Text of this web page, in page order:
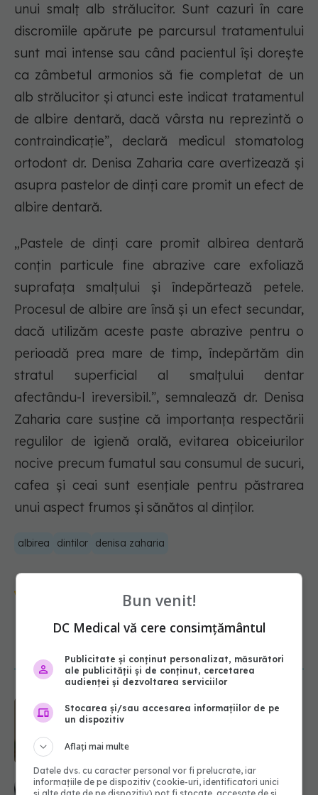
unui smalț alb strălucitor. Sunt cazuri în care
discromiile apărute pe parcursul tratamentului
sunt mai intense sau când pacientul își dorește
ca zâmbetul armonios să fie completat de un
alb strălucitor și atunci este indicat tratamentul
de albire dentară, dacă vârsta nu reprezintă o
contraindicație”, declară medicul stomatolog
ortodont dr. Denisa Zaharia care avertizează și
asupra pastelor de dinți care promit un efect de
albire dentară.
„Pastele de dinți care promit albirea dentară
conțin particule fine abrazive care exfoliază
suprafața smalțului și îndepărtează petele.
Procesul de albire are însă și un efect secundar,
dacă utilizăm aceste paste abrazive pentru o
perioadă prea mare de timp, îndepărtăm din
stratul superficial al smalțului dentar
afectându-l ireversibil.”, semnalează dr. Denisa
Zaharia care susține că importanța respectării
regulilor de igienă orală, evitarea obiceiurilor
nocive precum fumatul sau consumul de sucuri,
cafea și ceai sunt esențiale pentru păstrarea
unui aspect frumos și sănătos al dinților.
albirea dintilor denisa zaharia
NOUTĂȚI
Ora la care mănânci ar putea
influența oasele după vârsta de 50
Ce este testul TORCH și cine trebuie
Bun venit!
DC Medical vă cere consimțământul
Publicitate și conținut personalizat, măsurători
ale publicității și de conținut, cercetarea
audienței și dezvoltarea serviciilor
Stocarea și/sau accesarea informațiilor de pe
un dispozitiv
Aflați mai multe
Datele dvs. cu caracter personal vor fi prelucrate, iar
informațiile de pe dispozitiv (cookie-uri, identificatori unici